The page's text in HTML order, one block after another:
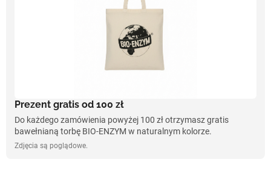
Prezent gratis od 100 zł
Do każdego zamówienia powyżej 100 zł otrzymasz gratis
bawełnianą torbę BIO-ENZYM w naturalnym kolorze.
Zdjęcia są poglądowe.